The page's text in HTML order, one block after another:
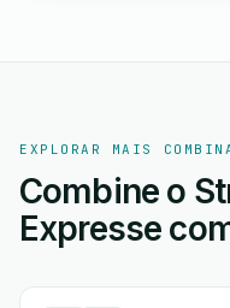
EXPLORAR MAIS
Combine o
Expresse